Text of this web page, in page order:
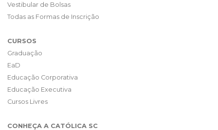
Vestibular de Bolsas
Todas as Formas de Inscrição
CURSOS
Graduação
EaD
Educação Corporativa
Educação Executiva
Cursos Livres
CONHEÇA A CATÓLICA SC